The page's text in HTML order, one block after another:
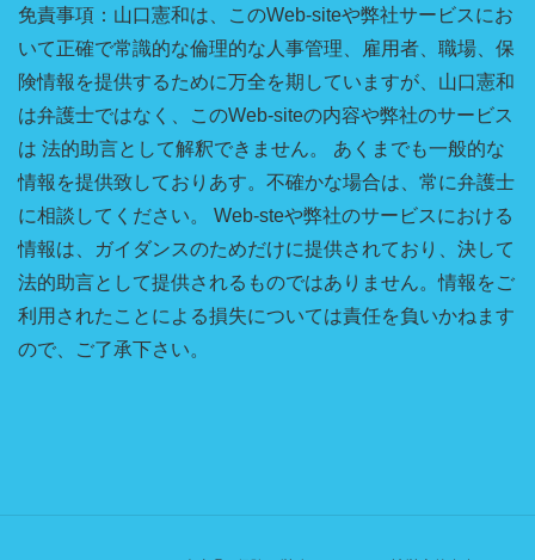
免責事項：山口憲和は、このWeb-siteや弊社サービスにお
いて正確で常識的な倫理的な人事管理、雇用者、職場、保
険情報を提供するために万全を期していますが、山口憲和
は弁護士ではなく、このWeb-siteの内容や弊社のサービス
は 法的助言として解釈できません。 あくまでも一般的な
情報を提供致しておりあす。不確かな場合は、常に弁護士
に相談してください。 Web-steや弊社のサービスにおける
情報は、ガイダンスのためだけに提供されており、決して
法的助言として提供されるものではありません。情報をご
利用されたことによる損失については責任を負いかねます
ので、ご了承下さい。